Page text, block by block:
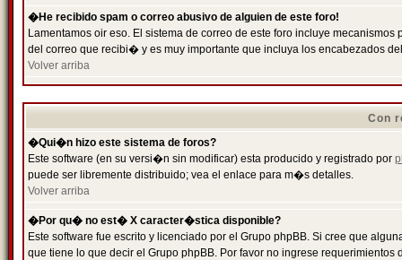
�He recibido spam o correo abusivo de alguien de este foro!
Lamentamos oir eso. El sistema de correo de este foro incluye
del correo que recibi� y es muy importante que incluya los encabezados
Volver arriba
Con
�Qui�n hizo este sistema de foros?
Este software (en su versi�n sin modificar) esta producido y registrado por
puede ser libremente distribuido; vea el enlace para m�s detalles.
Volver arriba
�Por qu� no est� X caracter�stica disponible?
Este software fue escrito y licenciado por el Grupo phpBB. Si cree que
que tiene lo que decir el Grupo phpBB. Por favor no ingrese